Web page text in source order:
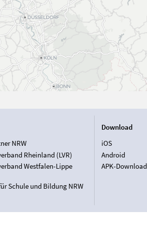
NRW
Rheinland (LVR)
Westfalen-Lippe
Schule und Bildung NRW
Download
iOS
Android
APK-Download